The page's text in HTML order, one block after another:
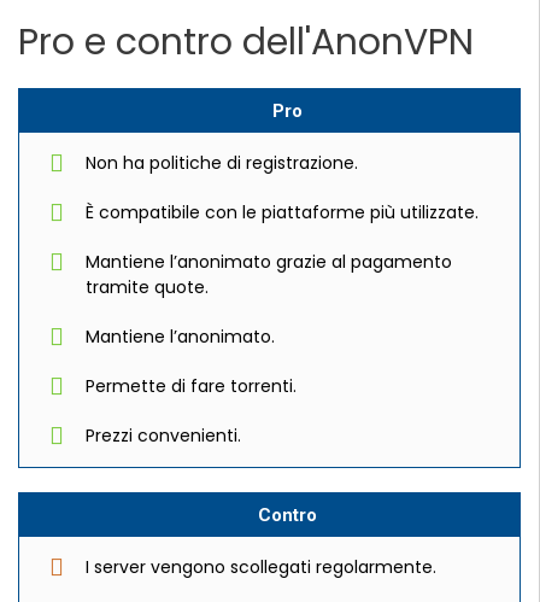
Pro e contro dell'AnonVPN
Pro
Non ha politiche di registrazione.
È compatibile con le piattaforme più utilizzate.
Mantiene l’anonimato grazie al pagamento
tramite quote.
Mantiene l’anonimato.
Permette di fare torrenti.
Prezzi convenienti.
Contro
I server vengono scollegati regolarmente.